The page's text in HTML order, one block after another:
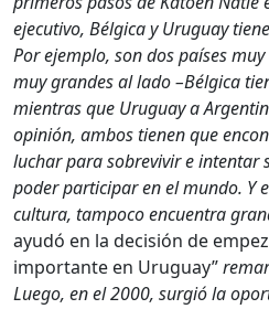
ejecutivo, Bélgica y Uruguay
Por ejemplo, son dos países
muy grandes al lado –Bélgica
mientras que Uruguay a
opinión, ambos tienen que
luchar para sobrevivir e intentar
poder participar en el mundo. Y
cultura, tampoco encuentra
ayudó en la decisión de
importante en Uruguay”
Luego, en el 2000, surgió la